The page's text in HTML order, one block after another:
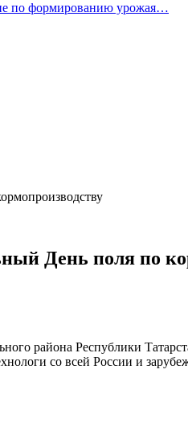
по формированию урожая…
День поля по
района Республики
со всей России и